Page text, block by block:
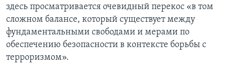
здесь просматривается очевидный перекос «в том
сложном балансе, который существует между
фундаментальными свободами и мерами по
обеспечению безопасности в контексте борьбы с
терроризмом».